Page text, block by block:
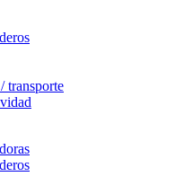
transporte